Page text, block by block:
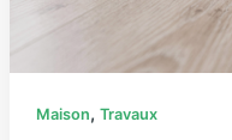
Maison, Travaux